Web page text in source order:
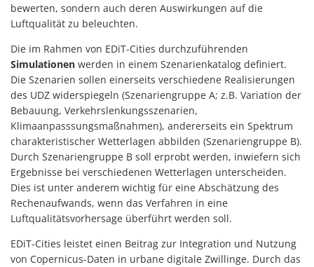
bewerten, sondern auch deren Auswirkungen auf die
Luftqualität zu beleuchten.
Die im Rahmen von EDiT-Cities durchzuführenden
Simulationen werden in einem Szenarienkatalog definiert.
Die Szenarien sollen einerseits verschiedene Realisierungen
des UDZ widerspiegeln (Szenariengruppe A; z.B. Variation der
Bebauung, Verkehrslenkungsszenarien,
Klimaanpasssungsmaßnahmen), andererseits ein Spektrum
charakteristischer Wetterlagen abbilden (Szenariengruppe B).
Durch Szenariengruppe B soll erprobt werden, inwiefern sich
Ergebnisse bei verschiedenen Wetterlagen unterscheiden.
Dies ist unter anderem wichtig für eine Abschätzung des
Rechenaufwands, wenn das Verfahren in eine
Luftqualitätsvorhersage überführt werden soll.
EDiT-Cities leistet einen Beitrag zur Integration und Nutzung
von Copernicus-Daten in urbane digitale Zwillinge. Durch das